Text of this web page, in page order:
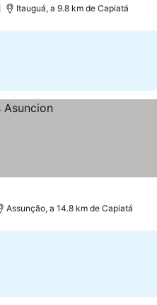
Itauguá, a 9.8 km de Capiatá
Assunção, a 14.8 km de Capiatá